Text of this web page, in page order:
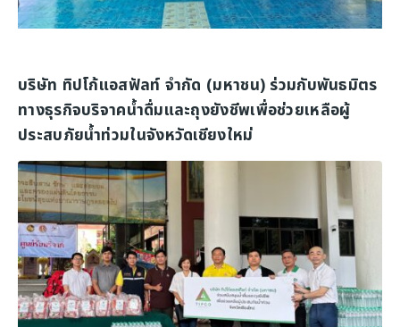
บริษัท ทิปโก้แอสฟัลท์ จำกัด (มหาชน) ร่วมกับพันธมิตร
ทางธุรกิจบริจาคน้ำดื่มและถุงยังชีพเพื่อช่วยเหลือผู้
ประสบภัยน้ำท่วมในจังหวัดเชียงใหม่